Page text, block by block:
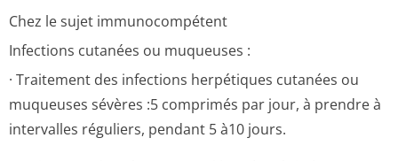
Chez le sujet immunocompétent
Infections cutanées ou muqueuses :
· Traitement des infections herpétiques cutanées ou
muqueuses sévères :5 comprimés par jour, à prendre à
intervalles réguliers, pendant 5 à10 jours.